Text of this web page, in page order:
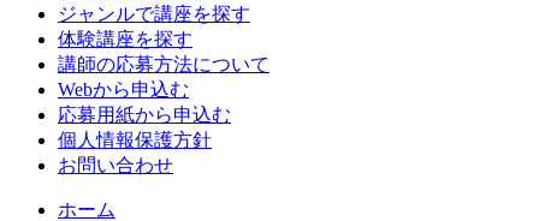
ジャンルで講座を探す
体験講座を探す
講師の応募方法について
Webから申込む
応募用紙から申込む
個人情報保護方針
お問い合わせ
ホーム